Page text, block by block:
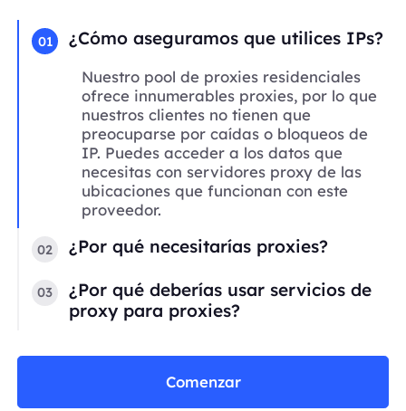
01 ¿Cómo aseguramos que utilices IPs?
Nuestro pool de proxies residenciales
ofrece innumerables proxies, por lo que
nuestros clientes no tienen que
preocuparse por caídas o bloqueos de
IP. Puedes acceder a los datos que
necesitas con servidores proxy de las
ubicaciones que funcionan con este
proveedor.
02 ¿Por qué necesitarías proxies?
03
¿Por qué deberías usar servicios de
proxy para proxies?
Comenzar